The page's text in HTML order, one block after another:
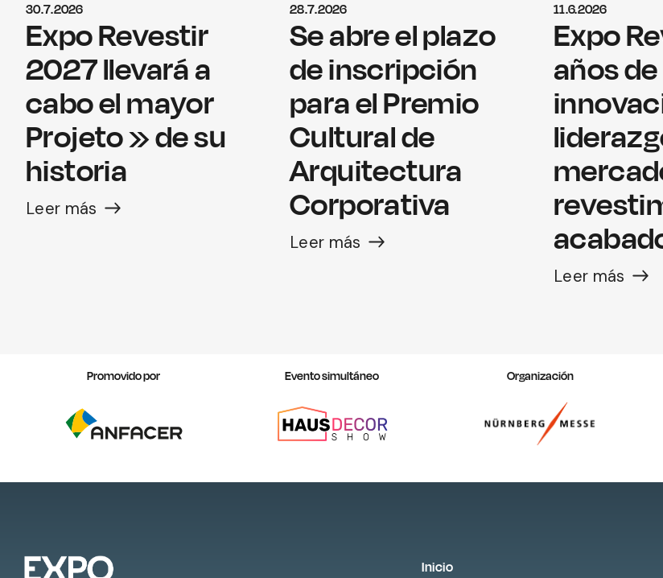
30.7.2026
Expo Revestir
2027 llevará a
cabo el mayor
Projeto » de su
historia
Leer más
28.7.2026
Se abre el plazo
de inscripción
para el Premio
Cultural de
Arquitectura
Corporativa
Leer más
11.6.2026
Expo
años de
Leer más
Promovido por Evento simultáneo Organización
Inicio